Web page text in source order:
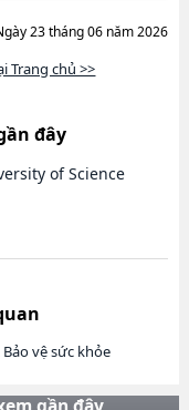
23 tháng 06 năm 2026
Trang chủ >>
đây
of Science
vệ sức khỏe